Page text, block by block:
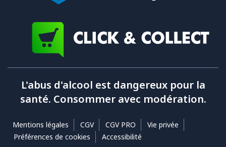
L'abus d'alcool est dangereux pour la
santé. Consommer avec modération.
Mentions légales CGV CGV PRO
Vie privée
Préférences de cookies
Accessibilité